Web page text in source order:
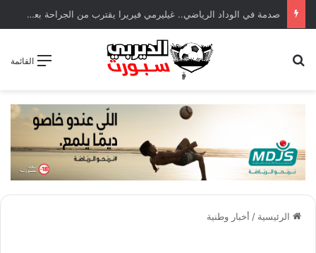
صدمة في الوداد الرياضي.. غيليرمي فيريرا يقترب من الجراحة بعد قطع في الرباط الصليبي
القائمة
الرئيسية / أخبار وطنية